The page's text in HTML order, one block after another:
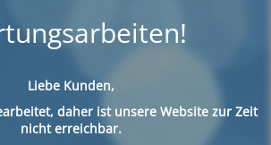
Liebe Kunden,
daher ist unsere Website zur Zeit
nicht erreichbar.